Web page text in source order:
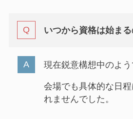
いつから資格は始まる
現在鋭意構想中のよう
会場でも具体的な日
れませんでした。